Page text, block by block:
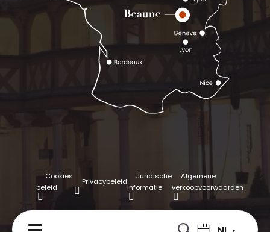
Cookies
beleid
Privacybeleid
Juridische
informatie
Algemene
verkoopvoorwaarden